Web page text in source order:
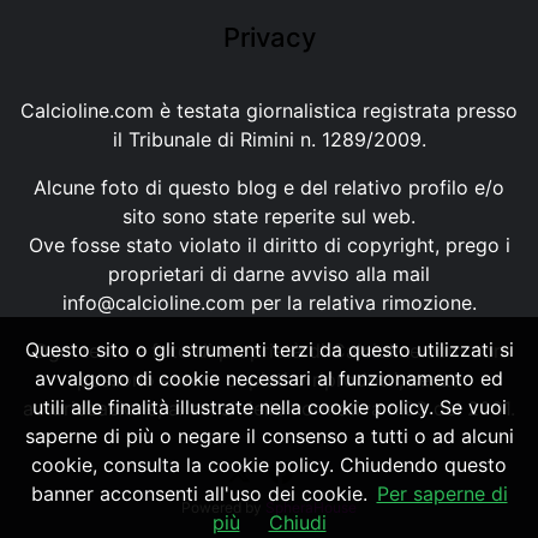
Privacy
Calcioline.com è testata giornalistica registrata presso
il Tribunale di Rimini n. 1289/2009.
Alcune foto di questo blog e del relativo profilo e/o
sito sono state reperite sul web.
Ove fosse stato violato il diritto di copyright, prego i
proprietari di darne avviso alla mail
info@calcioline.com per la relativa rimozione.
Ogni testo e foto di proprietà di Calcioline.com non
possono essere copiati o riprodotti, senza
autorizzazione, ai sensi della normativa n.29 del 2001.
Powered by SpheraHouse
Questo sito o gli strumenti terzi da questo utilizzati si
avvalgono di cookie necessari al funzionamento ed
utili alle finalità illustrate nella cookie policy. Se vuoi
saperne di più o negare il consenso a tutti o ad alcuni
cookie, consulta la cookie policy. Chiudendo questo
banner acconsenti all'uso dei cookie. Per saperne di
più
Chiudi